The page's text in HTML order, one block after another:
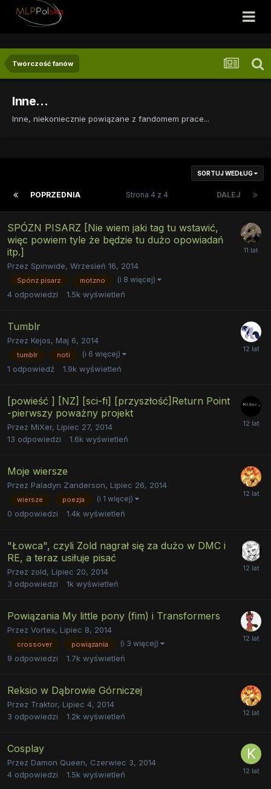
Twórczość fanów
Inne...
Inne, niekoniecznie powiązane z fandomem prace...
SORTUJ WEDŁUG
POPRZEDNIA DALEJ
Strona 4 z 4
SPÓZN PISARZ [Nie wiem jaki tag tu wstawić,
więc powiem tyle że będzie tu dużo opowiadań
itp.]
Przez Spinwide, Wrzesień 16, 2014
Spónz pisarz motzno (i 8 więcej)
4 odpowiedzi 1.5k wyświetleń
Tumblr
Przez Kejos, Maj 6, 2014
tumblr noti (i 6 więcej)
1 odpowiedź 1.9k wyświetleń
[powieść ] [NZ] [sci-fi] [przyszłość]Return Point
-pierwszy poważny projekt
Przez MiXer, Lipiec 27, 2014
13 odpowiedzi 1.6k wyświetleń
Moje wiersze
Przez Paladyn Zanderson, Lipiec 26, 2014
wiersze poezja (i 1 więcej)
0 odpowiedzi 1.4k wyświetleń
"Łowca", czyli Zold nagrał się za dużo w DMC i
RE, a teraz usiłuje pisać
Przez zold, Lipiec 20, 2014
3 odpowiedzi 1k wyświetleń
Powiązania My little pony (fim) i Transformers
Przez Vortex, Lipiec 8, 2014
crossover powiązania (i 3 więcej)
9 odpowiedzi 1.7k wyświetleń
Reksio w Dąbrowie Górniczej
Przez Traktor, Lipiec 4, 2014
3 odpowiedzi 1.2k wyświetleń
Cosplay
Przez Damon Queen, Czerwiec 3, 2014
4 odpowiedzi 1.5k wyświetleń